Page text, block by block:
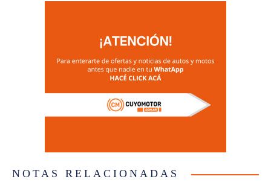
NOTAS RELACIONADAS